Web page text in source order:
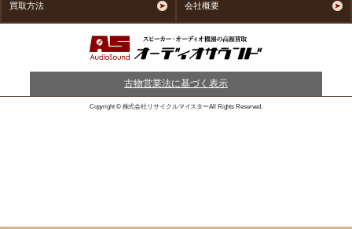
買取方法 会社概要
古物営業法に基づく表示
Copyright © 株式会社リサイクルマイスターAll Rights Reserved.